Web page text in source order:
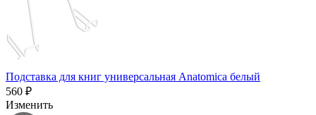
Подставка для книг универсальная Anatomica белый
560 ₽
Изменить